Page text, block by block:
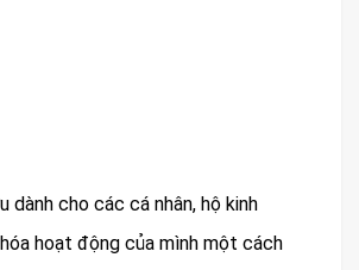
dành cho các cá nhân, hộ kinh
hoạt động của mình một cách